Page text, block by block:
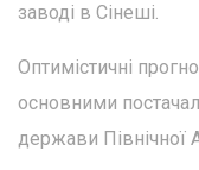
заводі в Сінеші.
Оптимістичні
основними
держави Північної